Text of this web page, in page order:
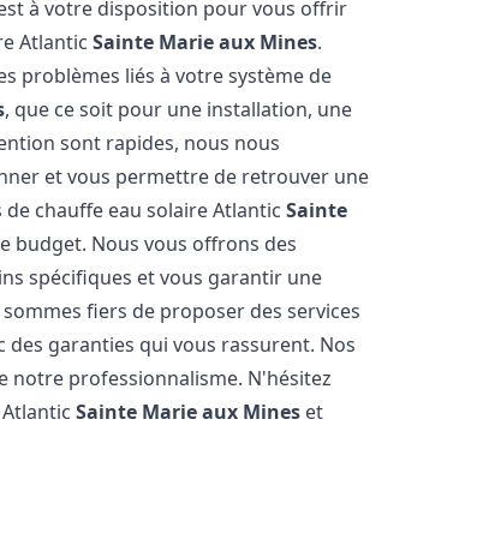
à votre disposition pour vous offrir
AtlanticSainte Marie aux Mines.
problèmes liés à votre système de
, que ce soit pour une installation, une
sont rapides, nous nous
et vous permettre de retrouver une
chauffe eau solaire AtlanticSainte
budget. Nous vous offrons des
spécifiques et vous garantir une
sommes fiers de proposer des services
des garanties qui vous rassurent. Nos
notre professionnalisme. N'hésitez
AtlanticSainte Marie aux Mines et